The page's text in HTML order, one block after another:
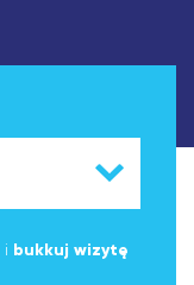
i bukkuj wizytę